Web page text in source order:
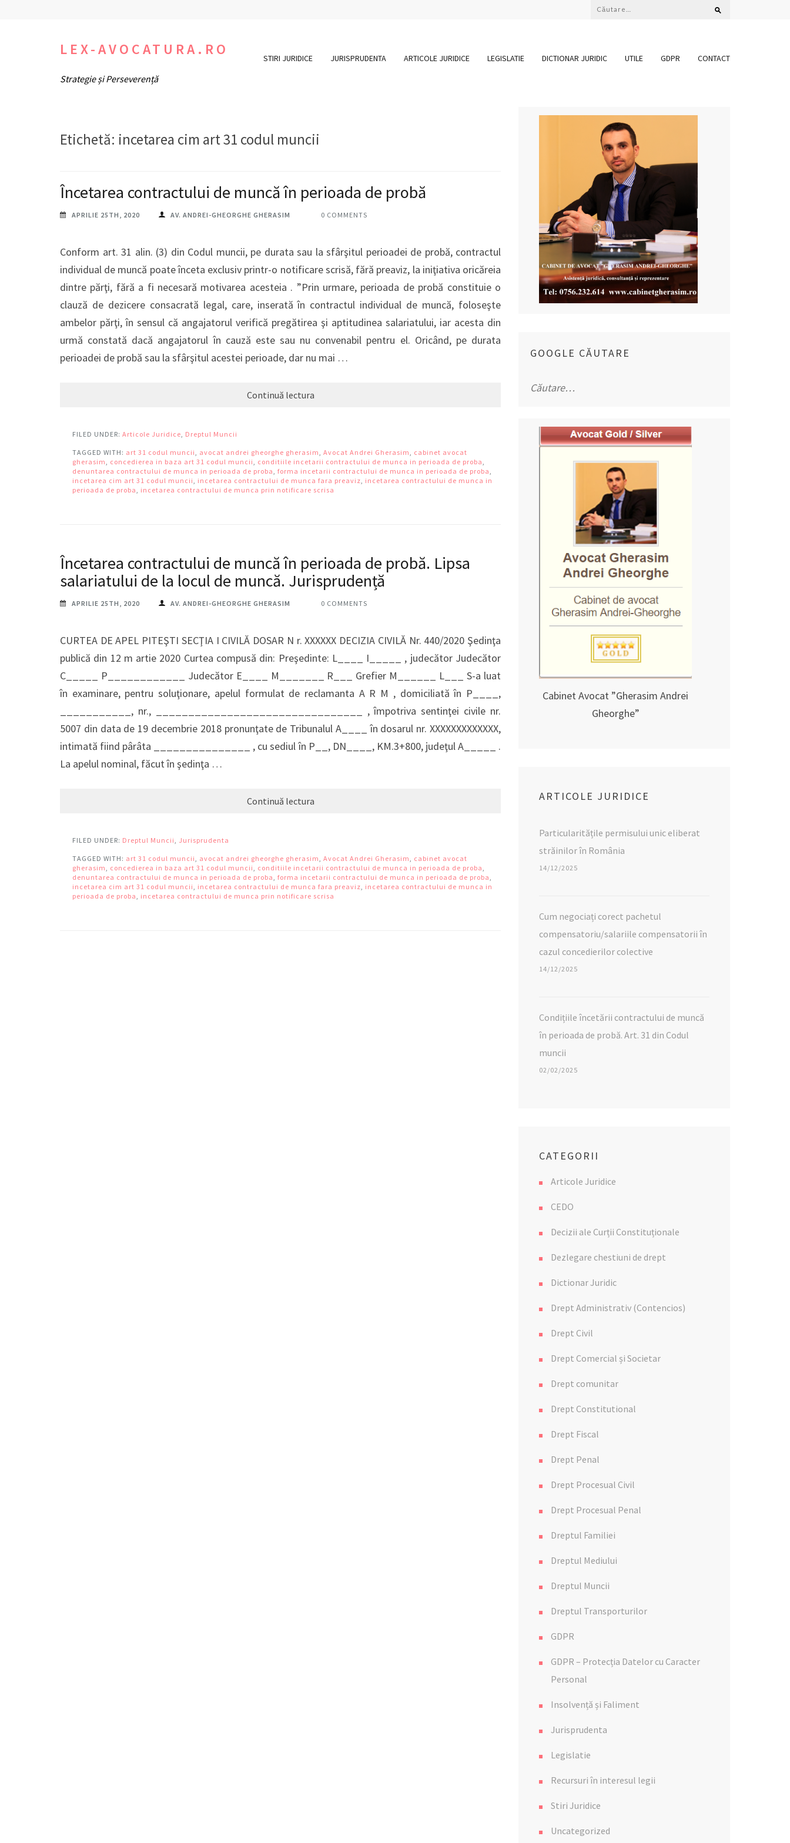
Caută
LEX-AVOCATURA.RO
Strategie și Perseverență
STIRI JURIDICE JURISPRUDENTA ARTICOLE JURIDICE LEGISLATIE DICTIONAR JURIDIC UTILE GDPR CONTACT
Etichetă: incetarea cim art 31 codul muncii
Încetarea contractului de muncă în perioada de probă
APRILIE 25TH, 2020 AV. ANDREI-GHEORGHE GHERASIM 0 COMMENTS
Conform art. 31 alin. (3) din Codul muncii, pe durata sau la sfârşitul perioadei de probă, contractul
individual de muncă poate înceta exclusiv printr-o notificare scrisă, fără preaviz, la iniţiativa oricăreia
dintre părţi, fără a fi necesară motivarea acesteia . ”Prin urmare, perioada de probă constituie o
clauză de dezicere consacrată legal, care, inserată în contractul individual de muncă, foloseşte
ambelor părţi, în sensul că angajatorul verifică pregătirea şi aptitudinea salariatului, iar acesta din
urmă constată dacă angajatorul în cauză este sau nu convenabil pentru el. Oricând, pe durata
perioadei de probă sau la sfârşitul acestei perioade, dar nu mai …
Continuă lectura
FILED UNDER: Articole Juridice, Dreptul Muncii
TAGGED WITH: art 31 codul muncii, avocat andrei gheorghe gherasim, Avocat Andrei Gherasim, cabinet avocat
gherasim, concedierea in baza art 31 codul muncii, conditiile incetarii contractului de munca in perioada de proba,
denuntarea contractului de munca in perioada de proba, forma incetarii contractului de munca in perioada de proba,
incetarea cim art 31 codul muncii, incetarea contractului de munca fara preaviz, incetarea contractului de munca in
perioada de proba, incetarea contractului de munca prin notificare scrisa
Încetarea contractului de muncă în perioada de probă. Lipsa
salariatului de la locul de muncă. Jurisprudență
APRILIE 25TH, 2020 AV. ANDREI-GHEORGHE GHERASIM 0 COMMENTS
CURTEA DE APEL PITEŞTI SECŢIA I CIVILĂ DOSAR N r. XXXXXX DECIZIA CIVILĂ Nr. 440/2020 Şedinţa
publică din 12 m artie 2020 Curtea compusă din: Preşedinte: L____ I_____ , judecător Judecător
C_____ P____________ Judecător E____ M_______ R___ Grefier M______ L___ S-a luat
în examinare, pentru soluţionare, apelul formulat de reclamanta A R M , domiciliată în P____,
___________, nr., ________________________________ , împotriva sentinţei civile nr.
5007 din data de 19 decembrie 2018 pronunţate de Tribunalul A____ în dosarul nr. XXXXXXXXXXXXX,
intimată fiind pârâta _______________ , cu sediul în P__, DN____, KM.3+800, judeţul A_____ .
La apelul nominal, făcut în şedinţa …
Continuă lectura
FILED UNDER: Dreptul Muncii, Jurisprudenta
TAGGED WITH: art 31 codul muncii, avocat andrei gheorghe gherasim, Avocat Andrei Gherasim, cabinet avocat
gherasim, concedierea in baza art 31 codul muncii, conditiile incetarii contractului de munca in perioada de proba,
denuntarea contractului de munca in perioada de proba, forma incetarii contractului de munca in perioada de proba,
incetarea cim art 31 codul muncii, incetarea contractului de munca fara preaviz, incetarea contractului de munca in
perioada de proba, incetarea contractului de munca prin notificare scrisa
GOOGLE CĂUTARE
după:
Cabinet Avocat ”Gherasim Andrei
Gheorghe”
ARTICOLE JURIDICE
Particularitățile permisului unic eliberat
străinilor în România
14/12/2025
Cum negociați corect pachetul
compensatoriu/salariile compensatorii în
cazul concedierilor colective
14/12/2025
Condițiile încetării contractului de muncă
în perioada de probă. Art. 31 din Codul
muncii
02/02/2025
CATEGORII
Articole Juridice
CEDO
Decizii ale Curții Constituționale
Dezlegare chestiuni de drept
Dictionar Juridic
Drept Administrativ (Contencios)
Drept Civil
Drept Comercial și Societar
Drept comunitar
Drept Constitutional
Drept Fiscal
Drept Penal
Drept Procesual Civil
Drept Procesual Penal
Dreptul Familiei
Dreptul Mediului
Dreptul Muncii
Dreptul Transporturilor
GDPR
GDPR – Protecția Datelor cu Caracter
Personal
Insolvență și Faliment
Jurisprudenta
Legislatie
Recursuri în interesul legii
Stiri Juridice
Uncategorized